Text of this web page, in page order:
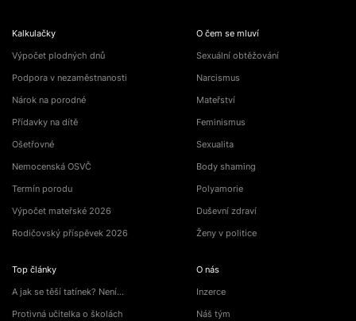
Kalkulačky
Výpočet plodných dnů
Podpora v nezaměstnanosti
Nárok na porodné
Přídavky na dítě
Ošetřovné
Nemocenská OSVČ
Termín porodu
Výpočet mateřské 2026
Rodičovský příspěvek 2026
Top články
A jak se těší tatínek? Není…
Protivná učitelka o školách
O čem se mluví
Sexuální obtěžování
Narcismus
Mateřství
Feminismus
Sexualita
Body shaming
Polyamorie
Duševní zdraví
Ženy v politice
O nás
Inzerce
Náš tým